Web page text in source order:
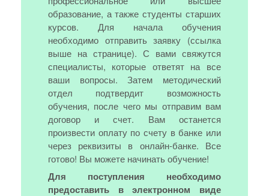
образование, а также студенты старших
курсов. Для начала обучения
необходимо отправить заявку (ссылка
выше на странице). С вами свяжутся
специалисты, которые ответят на все
ваши вопросы. Затем методический
отдел подтвердит возможность
обучения, после чего мы отправим вам
договор и счет. Вам останется
произвести оплату по счету в банке или
через реквизиты в онлайн-банке. Все
готово! Вы можете начинать обучение!
Для поступления необходимо
предоставить в электронном виде